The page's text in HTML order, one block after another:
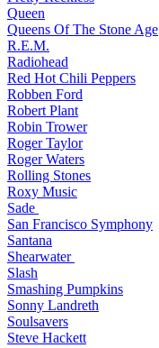
Queen
Queens Of The Stone Age
R.E.M.
Radiohead
Red Hot Chili Peppers
Robben Ford
Robert Plant
Robin Trower
Roger Taylor
Roger Waters
Rolling Stones
Roxy Music
Sade
San Francisco Symphony
Santana
Shearwater
Slash
Smashing Pumpkins
Sonny Landreth
Soulsavers
Steve Hackett